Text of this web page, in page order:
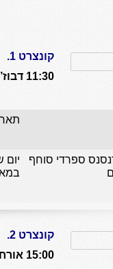
קונצרט 1.
11:30 דבוז’אק, דה פאיה ורנסנס ספרדי סוחף
ספרדי סוחף
במאי
קונצרט 2.